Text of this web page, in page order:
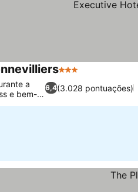
3 Estrelas
6,4(3.028 pontuações)
a
e bem-